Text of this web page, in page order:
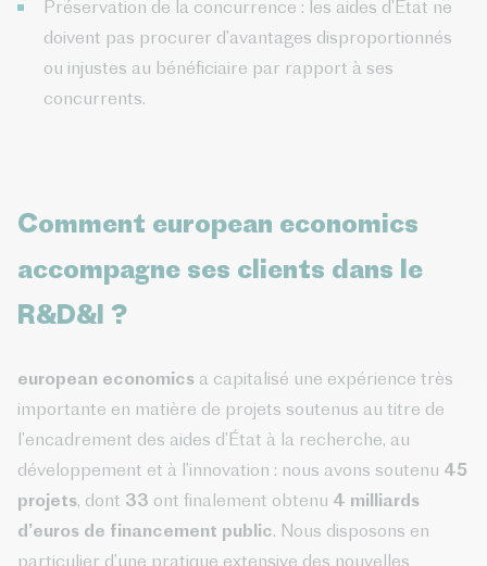
Préservation de la concurrence : les aides d’État ne
doivent pas procurer d’avantages disproportionnés
ou injustes au bénéficiaire par rapport à ses
concurrents.
Comment european economics
accompagne ses clients dans le
R&D&I ?
european economics a capitalisé une expérience très
importante en matière de projets soutenus au titre de
l’encadrement des aides d’État à la recherche, au
développement et à l’innovation : nous avons soutenu 45
projets, dont 33 ont finalement obtenu 4 milliards
d’euros de financement public. Nous disposons en
particulier d’une pratique extensive des nouvelles